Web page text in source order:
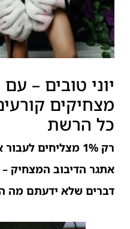
יוני טובים –
מצחיקים
כל הרשת
רק 1% מצליחים לעבור את מבחן הזכרון הזה
אתגר הדיבוב המצחיק –
דברים שלא ידעתם מה